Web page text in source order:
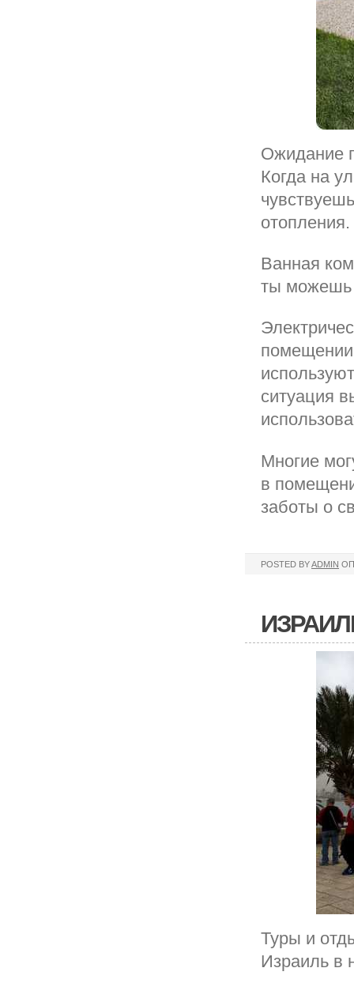
Ожидание
Когда на
отопления.
Ванная
ты можешь
ситуация
Многие
в
заботы о
POSTED BYADMIN
Туры и
Израиль в